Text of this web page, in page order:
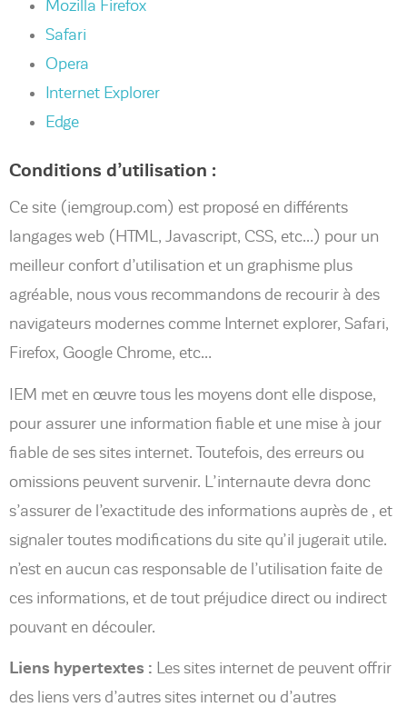
Mozilla Firefox
Safari
Opera
Internet Explorer
Edge
Conditions d’utilisation :
Ce site (iemgroup.com) est proposé en différents
langages web (HTML, Javascript, CSS, etc…) pour un
meilleur confort d’utilisation et un graphisme plus
agréable, nous vous recommandons de recourir à des
navigateurs modernes comme Internet explorer, Safari,
Firefox, Google Chrome, etc…
IEM met en œuvre tous les moyens dont elle dispose,
pour assurer une information fiable et une mise à jour
fiable de ses sites internet. Toutefois, des erreurs ou
omissions peuvent survenir. L’internaute devra donc
s’assurer de l’exactitude des informations auprès de , et
signaler toutes modifications du site qu’il jugerait utile.
n’est en aucun cas responsable de l’utilisation faite de
ces informations, et de tout préjudice direct ou indirect
pouvant en découler.
Liens hypertextes : Les sites internet de peuvent offrir
des liens vers d’autres sites internet ou d’autres